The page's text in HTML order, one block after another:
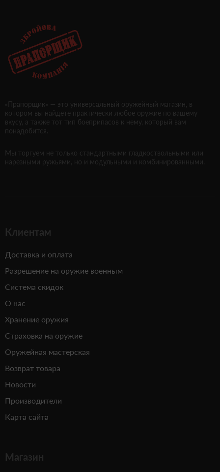
«Прапорщик» — это универсальный оружейный магазин, в
котором вы найдете практически любое оружие по вашему
вкусу, а также тот тип боеприпасов к нему, который вам
понадобится.
Мы торгуем не только стандартными гладкоствольными или
нарезными ружьями, но и модульными и комбинированными.
Клиентам
Доставка и оплата
Разрешение на оружие военным
Система скидок
О нас
Хранение оружия
Страховка на оружие
Оружейная мастерская
Возврат товара
Новости
Производители
Карта сайта
Магазин